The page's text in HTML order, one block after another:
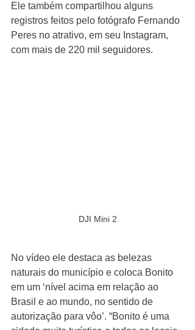
Ele também compartilhou alguns
registros feitos pelo fotógrafo Fernando
Peres no atrativo, em seu Instagram,
com mais de 220 mil seguidores.
DJI Mini 2
No vídeo ele destaca as belezas
naturais do município e coloca Bonito
em um ‘nível acima em relação ao
Brasil e ao mundo, no sentido de
autorização para vôo’. “Bonito é uma